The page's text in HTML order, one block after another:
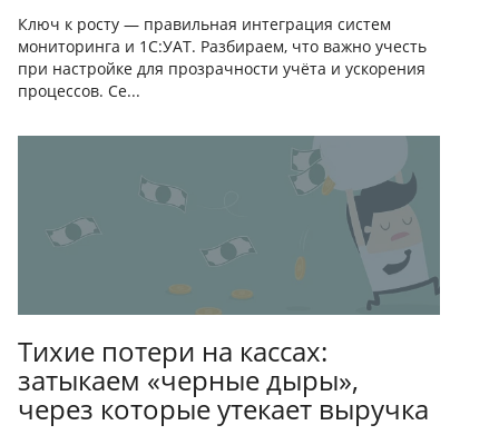
Ключ к росту — правильная интеграция систем
мониторинга и 1С:УАТ. Разбираем, что важно учесть
при настройке для прозрачности учёта и ускорения
процессов. Се...
Тихие потери на кассах:
затыкаем «черные дыры»,
через которые утекает выручка